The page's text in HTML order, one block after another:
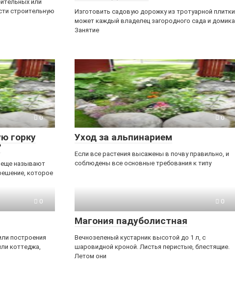
или
строительную
Изготовить садовую дорожку из тротуарной плитки
может каждый владелец загородного сада и домика.
Занятие
0
горку
еще называют
которое
0
Уход за альпинарием
Если все растения высажены в почву правильно, и
соблюдены все основные требования к типу
0
построения
коттеджа,
0
Магония падуболистная
Вечнозеленый кустарник высотой до 1 л, с
шаровидной кроной. Листья перистые, блестящие.
Летом они